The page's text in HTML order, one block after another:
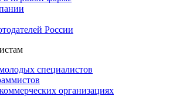
России
специалистов
организациях